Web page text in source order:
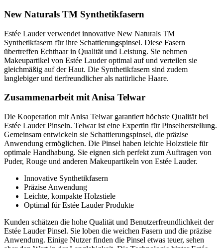
New Naturals TM Synthetikfasern
Estée Lauder verwendet innovative New Naturals TM
Synthetikfasern für ihre Schattierungspinsel. Diese Fasern
übertreffen Echthaar in Qualität und Leistung. Sie nehmen
Makeupartikel von Estée Lauder optimal auf und verteilen sie
gleichmäßig auf der Haut. Die Synthetikfasern sind zudem
langlebiger und tierfreundlicher als natürliche Haare.
Zusammenarbeit mit Anisa Telwar
Die Kooperation mit Anisa Telwar garantiert höchste Qualität bei
Estée Lauder Pinseln. Telwar ist eine Expertin für Pinselherstellung.
Gemeinsam entwickeln sie Schattierungspinsel, die präzise
Anwendung ermöglichen. Die Pinsel haben leichte Holzstiele für
optimale Handhabung. Sie eignen sich perfekt zum Auftragen von
Puder, Rouge und anderen Makeupartikeln von Estée Lauder.
Innovative Synthetikfasern
Präzise Anwendung
Leichte, kompakte Holzstiele
Optimal für Estée Lauder Produkte
Kunden schätzen die hohe Qualität und Benutzerfreundlichkeit der
Estée Lauder Pinsel. Sie loben die weichen Fasern und die präzise
Anwendung. Einige Nutzer finden die Pinsel etwas teuer, sehen